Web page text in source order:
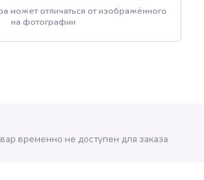
может отличаться от изображённого
на фотографии
временно не доступен для заказа